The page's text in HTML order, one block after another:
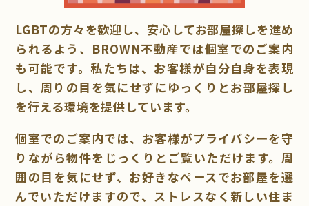
LGBTの方々を歓迎し、安心してお部屋探しを進め
られるよう、BROWN不動産では個室でのご案内
も可能です。私たちは、お客様が自分自身を表現
し、周りの目を気にせずにゆっくりとお部屋探し
を行える環境を提供しています。
個室でのご案内では、お客様がプライバシーを守
りながら物件をじっくりとご覧いただけます。周
囲の目を気にせず、お好きなペースでお部屋を選
んでいただけますので、ストレスなく新しい住ま